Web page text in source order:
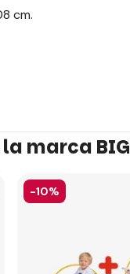
cm.
marca BIG
-10%